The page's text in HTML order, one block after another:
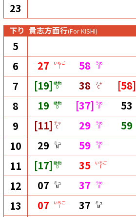
23
下り 貴志方面行(For KISHI)
5
6
27 いちご
I 58 うめ
U
7 [19] 動物
D 38 チャ
C [58]
8 19 動物
D [37] うめ
U 53
9 [11] チャ
C 29 うめ
U 59
10 29 ミュ
M 59 うめ
U
11 [17] 動物
D 35 いちご
I
12 07 ミュ
M 37 うめ
U
13 07 いちご
I 37 ミュ
M